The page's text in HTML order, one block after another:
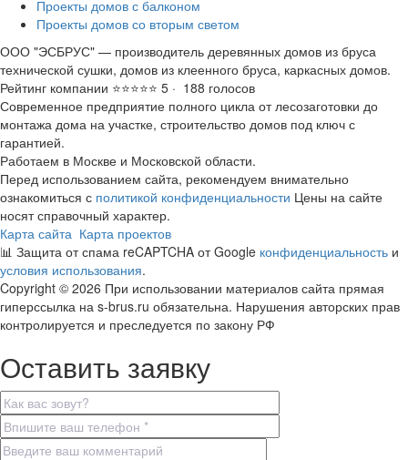
Проекты домов с балконом
Проекты домов со вторым светом
ООО "ЭСБРУС" — производитель деревянных домов из бруса
технической сушки, домов из клеенного бруса, каркасных домов.
Рейтинг компании ⭐⭐⭐⭐⭐ 5 · ‎ 188 голосов
Современное предприятие полного цикла от лесозаготовки до
монтажа дома на участке, строительство домов под ключ с
гарантией.
Работаем в Москве и Московской области.
Перед использованием сайта, рекомендуем внимательно
ознакомиться с политикой конфиденциальности Цены на сайте
носят справочный характер.
Карта сайта Карта проектов
📊 Защита от спама reCAPTCHA от Google конфиденциальность и
условия использования.
Copyright © 2026 При использовании материалов сайта прямая
гиперссылка на s-brus.ru обязательна. Нарушения авторских прав
контролируется и преследуется по закону РФ
Оставить заявку